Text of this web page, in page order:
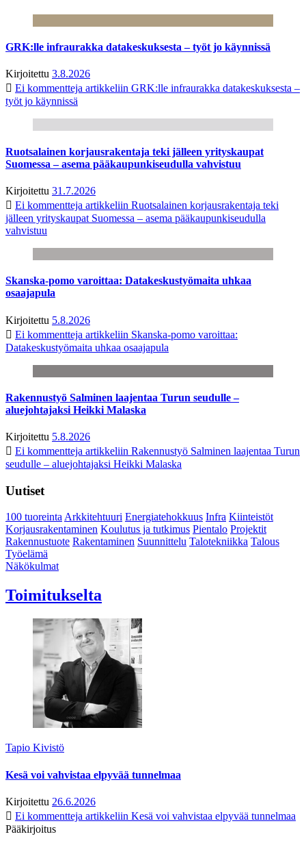
GRK:lle infraurakka datakeskuksesta – työt jo käynnissä
Kirjoitettu 3.8.2026
Ei kommentteja artikkeliin GRK:lle infraurakka datakeskuksesta –
työt jo käynnissä
Ruotsalainen korjausrakentaja teki jälleen yrityskaupat
Suomessa – asema pääkaupunkiseudulla vahvistuu
Kirjoitettu 31.7.2026
Ei kommentteja artikkeliin Ruotsalainen korjausrakentaja teki
jälleen yrityskaupat Suomessa – asema pääkaupunkiseudulla
vahvistuu
Skanska-pomo varoittaa: Datakeskustyömaita uhkaa
osaajapula
Kirjoitettu 5.8.2026
Ei kommentteja artikkeliin Skanska-pomo varoittaa:
Datakeskustyömaita uhkaa osaajapula
Rakennustyö Salminen laajentaa Turun seudulle –
aluejohtajaksi Heikki Malaska
Kirjoitettu 5.8.2026
Ei kommentteja artikkeliin Rakennustyö Salminen laajentaa Turun
seudulle – aluejohtajaksi Heikki Malaska
Uutiset
100 tuoreintaArkkitehtuuri Energiatehokkuus Infra Kiinteistöt
Korjausrakentaminen Koulutus ja tutkimus Pientalo Projektit
Rakennustuote Rakentaminen Suunnittelu Talotekniikka Talous
Työelämä
Näkökulmat
Toimitukselta
Tapio Kivistö
Kesä voi vahvistaa elpyvää tunnelmaa
Kirjoitettu 26.6.2026
Ei kommentteja artikkeliin Kesä voi vahvistaa elpyvää tunnelmaa
Pääkirjoitus